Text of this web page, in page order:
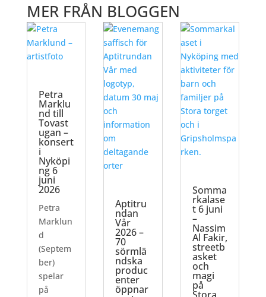
MER FRÅN BLOGGEN
Petra
Marklu
nd till
Tovast
ugan –
konsert
i
Nyköpi
ng 6
juni
2026
Petra
Marklun
d
(Septem
ber)
spelar
på
Aptitru
ndan
Vår
2026 –
70
sörmlä
ndska
produc
enter
öppnar
Somma
rkalase
t 6 juni
–
Nassim
Al Fakir,
streetb
asket
och
magi
på